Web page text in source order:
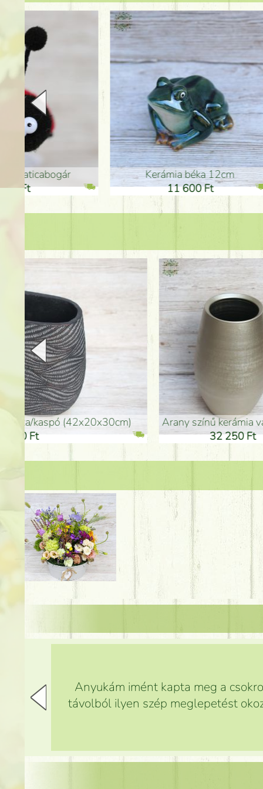
Kerámia béka 12cm
11 600 Ft
arany színű kerámia váza (40x26cm)
hosszú arany színű
46
Anyukám imént kapta meg a
távolból ilyen szép meglepetést